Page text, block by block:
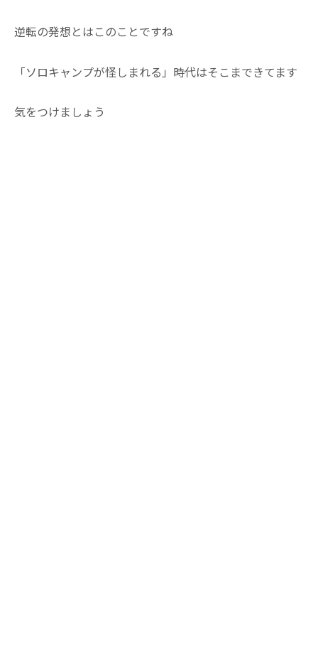
逆転の発想とはこのことですね
「ソロキャンプが怪しまれる」時代はそこまできてます
気をつけましょう